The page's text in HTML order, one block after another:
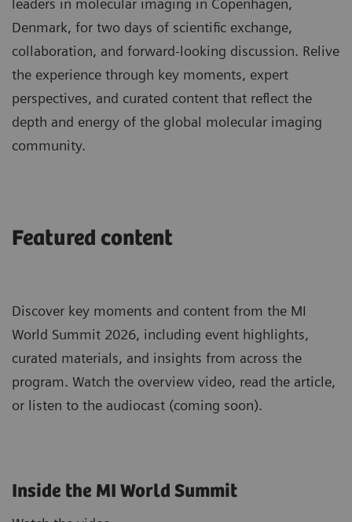
leaders in molecular imaging in Copenhagen,
Denmark, for two days of scientific exchange,
collaboration, and forward-looking discussion. Relive
the experience through key moments, expert
perspectives, and curated content that reflect the
depth and energy of the global molecular imaging
community.
Featured content
Discover key moments and content from the MI
World Summit 2026, including event highlights,
curated materials, and insights from across the
program. Watch the overview video, read the article,
or listen to the audiocast (coming soon).
Inside the MI World Summit